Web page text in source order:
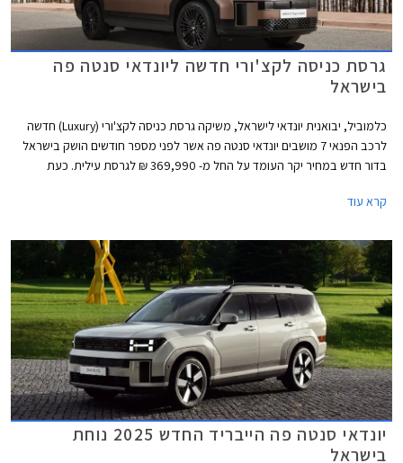
גרסת כניסה לקצ'ורי חדשה ליונדאי סנטה פה
בישראל
כלמוביל, יבואנית יונדאי לישראל, משיקה גרסת כניסה לקצ'ורי (Luxury) חדשה
לרכב הפנאי 7 מושבים יונדאי סנטה פה אשר לפני מספר חודשים הושק בישראל
בדור חדש במחיר יקר העומד על החל מ- 369,990 ₪ לגרסת עילית. כעת
מן הסתם גם פחות מאובזרת.
קרא עוד
יונדאי סנטה פה הייבריד החדש 2025 נוחת
בישראל